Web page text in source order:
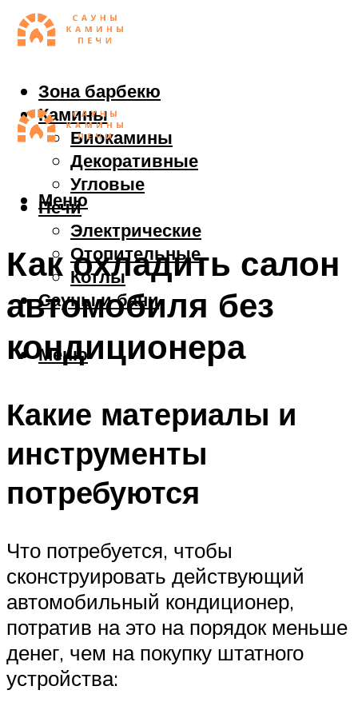
Зона барбекю
Камины
Биокамины
Декоративные
Угловые
Печи
Электрические
Отопительные
Котлы
Сауны и бани
Меню
Меню
Как охладить салон
автомобиля без
кондиционера
Какие материалы и
инструменты
потребуются
Что потребуется, чтобы
сконструировать действующий
автомобильный кондиционер,
потратив на это на порядок меньше
денег, чем на покупку штатного
устройства: